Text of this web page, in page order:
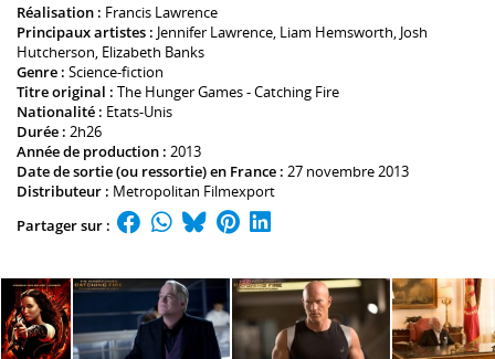
Réalisation : Francis Lawrence
Principaux artistes : Jennifer Lawrence, Liam Hemsworth, Josh
Hutcherson, Elizabeth Banks
Genre : Science-fiction
Titre original : The Hunger Games - Catching Fire
Nationalité : Etats-Unis
Durée : 2h26
Année de production : 2013
Date de sortie (ou ressortie) en France : 27 novembre 2013
Distributeur : Metropolitan Filmexport
Partager sur :